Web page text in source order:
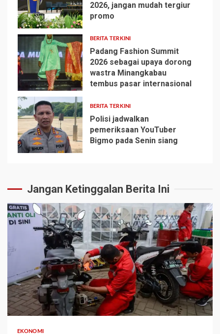
3
2026, jangan mudah tergiur
promo
4
BERITA TERKINI
Padang Fashion Summit
2026 sebagai upaya dorong
wastra Minangkabau
tembus pasar internasional
5
BERITA TERKINI
Polisi jadwalkan
pemeriksaan YouTuber
Bigmo pada Senin siang
Jangan Ketinggalan Berita Ini
EKONOMI